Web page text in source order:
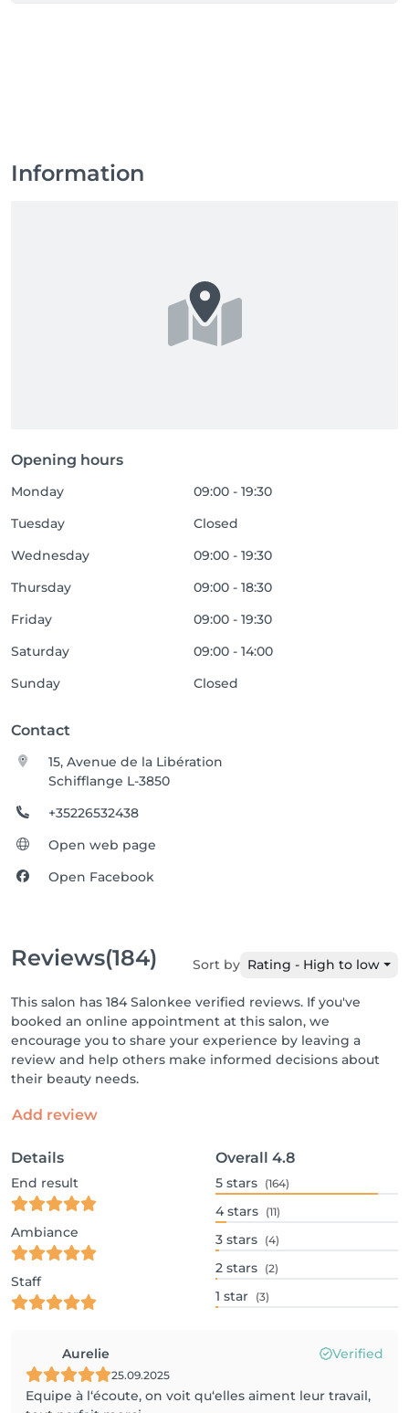
Information
Opening hours
Monday
09:00 - 19:30
Tuesday
Closed
Wednesday
09:00 - 19:30
Thursday
09:00 - 18:30
Friday
09:00 - 19:30
Saturday
09:00 - 14:00
Sunday
Closed
Contact
15, Avenue de la Libération
Schifflange L-3850
+35226532438
Open web page
Open Facebook
Reviews(184) Sort by Rating - High to low
This salon has 184 Salonkee verified reviews. If you've
booked an online appointment at this salon, we
encourage you to share your experience by leaving a
review and help others make informed decisions about
their beauty needs.
Add review
Details
End result
Ambiance
Staff
Overall 4.8
5 stars (164)
4 stars (11)
3 stars (4)
2 stars (2)
1 star (3)
Aurelie Verified
25.09.2025
Equipe à l‘écoute, on voit qu‘elles aiment leur travail,